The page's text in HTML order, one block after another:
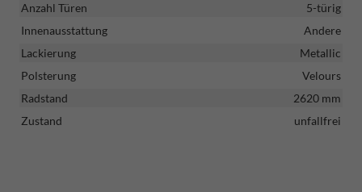
Anzahl Türen
5-türig
Innenausstattung
Andere
Lackierung
Metallic
Polsterung
Velours
Radstand
2620 mm
Zustand
unfallfrei